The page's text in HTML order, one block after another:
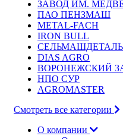
ЗАВОД ИМ.
ПАО ПЕНЗМАШ
METAL-FACH
IRON BULL
СЕЛЬМАШДЕТАЛЬ
DIAS AGRO
ВОРОНЕЖСКИЙ
НПО СУР
AGROMASTER
Смотреть все категории
О компании